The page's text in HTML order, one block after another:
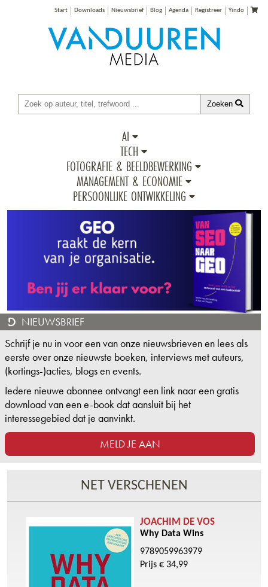
Start Downloads Nieuwsbrief Blog Agenda Registreer Yindo
Zoeken
AI
TECH
FOTOGRAFIE & BEELDBEWERKING
MANAGEMENT & ECONOMIE
PERSOONLIJKE ONTWIKKELING
NIEUWSBRIEF
Schrijf je nu in voor een van onze nieuwsbrieven en lees als
eerste over onze nieuwste boeken, interviews met auteurs,
(kortings-)acties, blogs en events.
Iedere nieuwe abonnee ontvangt een link naar een gratis
download van een e-book dat aansluit bij het
interessegebied dat je aanvinkt.
MELD JE AAN
NET VERSCHENEN
JOACHIM DE VOS
Why Data Wins
9789059963979
Prijs € 34,99